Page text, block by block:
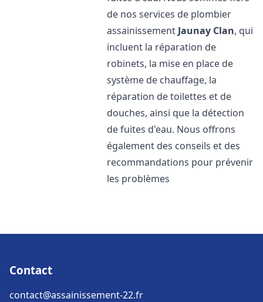
de nos services de plombier
assainissement Jaunay Clan, qui
incluent la réparation de
robinets, la mise en place de
système de chauffage, la
réparation de toilettes et de
douches, ainsi que la détection
de fuites d'eau. Nous offrons
également des conseils et des
recommandations pour prévenir
les problèmes
Contact
contact@assainissement-22.fr